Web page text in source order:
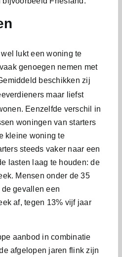
lukt een woning te
genoegen nemen met
beschikken zij
maar liefst
Eenzelfde verschil in
woningen van starters
kleine woning te
steeds vaker naar een
lasten laag te houden: de
Mensen onder de 35
gevallen een
af, tegen 13% vijf jaar
aanbod in combinatie
afgelopen jaren flink zijn